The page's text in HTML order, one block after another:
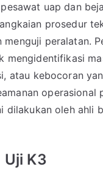
uap dan
prosedur
menguji peralatan.
mengidentifikasi
atau kebocoran
operasional
dilakukan oleh ahli
Uji K3